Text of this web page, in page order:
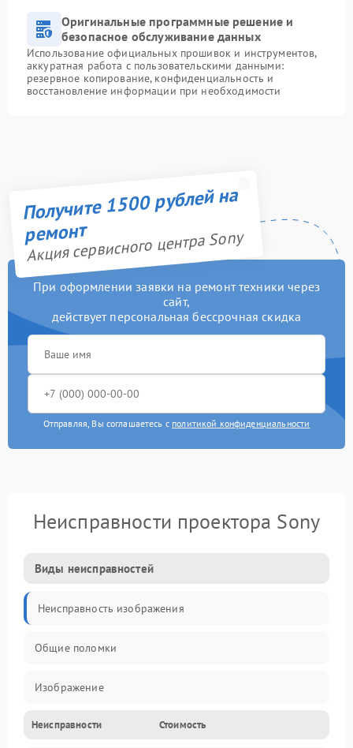
Оригинальные программные решение и
безопасное обслуживание данных
Использование официальных прошивок и инструментов,
аккуратная работа с пользовательскими данными:
резервное копирование, конфиденциальность и
восстановление информации при необходимости
Получите 1500 рублей на
ремонт
Акция сервисного центра Sony
При оформлении заявки на ремонт техники через
сайт,
действует персональная бессрочная скидка
Отправляя, Вы соглашаетесь с политикой конфиденциальности
Неисправности проектора Sony
Виды неисправностей
Неисправность изображения
Общие поломки
Изображение
Лампа подсветки
Неисправности Стоимость